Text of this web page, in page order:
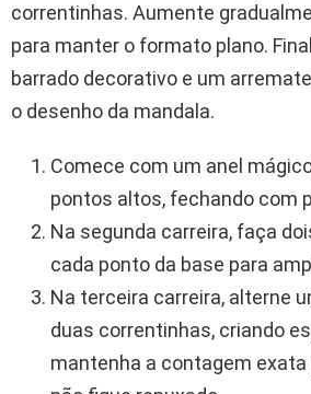
correntinhas. Aumente
para manter o formato plano.
barrado decorativo e um
o desenho da mandala.
Comece com um anel
pontos altos, fechando com
Na segunda carreira, faça
cada ponto da base para
Na terceira carreira, alterne
duas correntinhas, criando
mantenha a contagem